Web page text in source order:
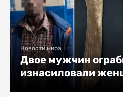
Новости мира
Двое мужчин
изнасиловали